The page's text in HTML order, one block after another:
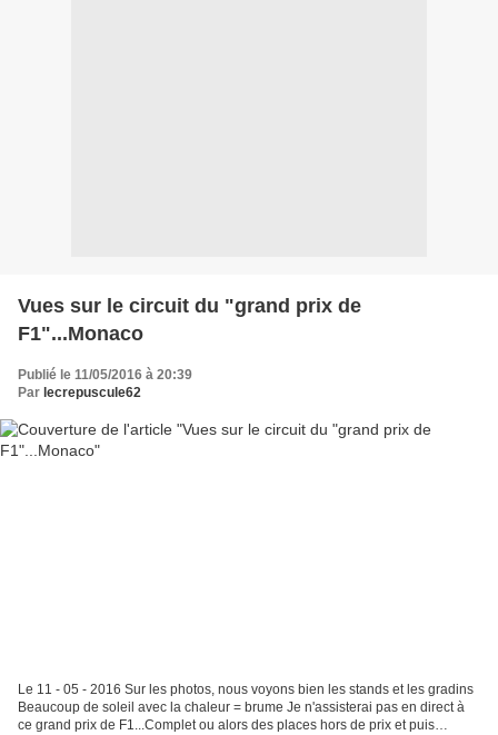
Vues sur le circuit du "grand prix de
F1"...Monaco
Publié le 11/05/2016 à 20:39
Par lecrepuscule62
Le 11 - 05 - 2016 Sur les photos, nous voyons bien les stands et les gradins
Beaucoup de soleil avec la chaleur = brume Je n'assisterai pas en direct à
ce grand prix de F1...Complet ou alors des places hors de prix et puis